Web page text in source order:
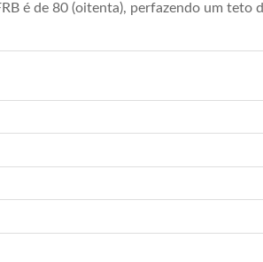
é de 80 (oitenta), perfazendo um teto